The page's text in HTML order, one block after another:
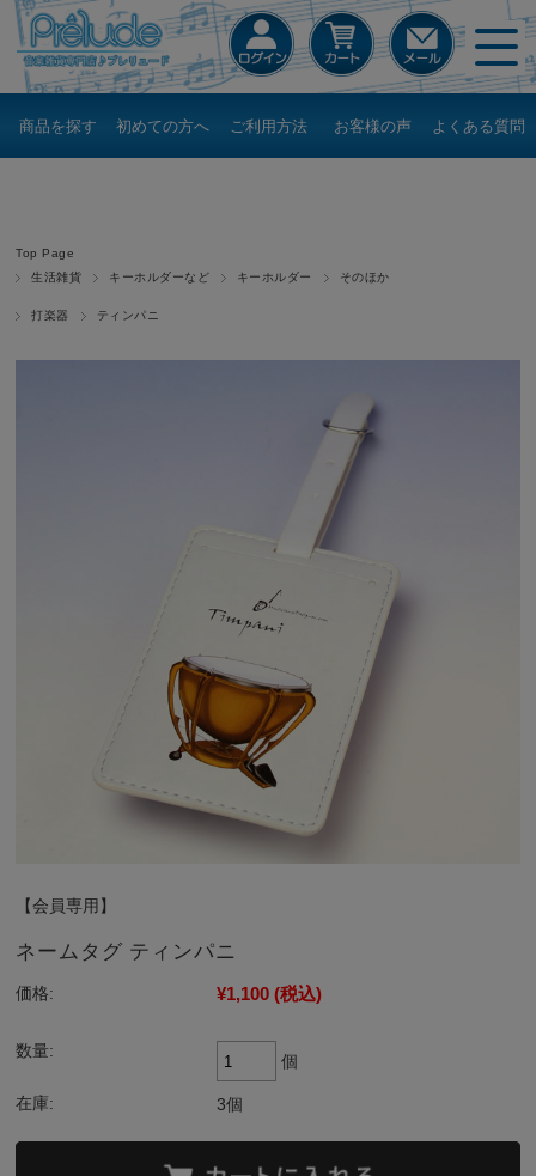
商品を探す 初めての方へ ご利用方法 お客様の声 よくある質問
Top Page
生活雑貨
キーホルダーなど キーホルダー そのほか
打楽器 ティンパニ
【会員専用】
ネームタグ ティンパニ
価格: ¥1,100 (税込)
数量:
個
在庫: 3個